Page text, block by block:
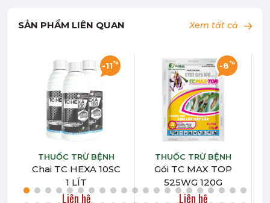
SẢN PHẨM LIÊN QUAN Xem tất cả
-11%
THUỐC TRỪ BỆNH
Chai TC HEXA 10SC
1 LÍT
Liên hệ
-8%
THUỐC TRỪ BỆNH
Gói TC MAX TOP
525WG 120G
Liên hệ